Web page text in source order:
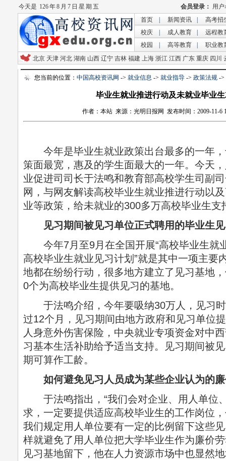
今天是 126 年 8 月 7 日 星 期 五
首页
新闻资讯
高考招
校庆
成人教育
远程教
校园
高等教育
职业教
北京 天津 河北 湖南 山西 辽宁 吉林 福建 上海 浙江 江西 广东 重庆 四川
您当前的位置： 中国高校资讯网 -> 就业信息 -> 就业指导 -> 政策法规 ->
毕业生就业推进行动及未就业毕业
作者：本站 来源：光明日报网 发布时间：2009-11-6
今年是毕业生就业政策出台最多的一年，
策面最宽，惠及的学生面最大的一年。今天
业促进司司长于法鸣和教育部高校学生司副
网，与网友解读高校毕业生就业推进行动以
业等政策，给未就业的300多万高校毕业生支
见习期间被见习单位正式聘用的毕业生见
今年7月至9月在全国开展“高校毕业生就
高校毕业生就业见习计划”就是其中一项主要
地都在纷纷行动，很多地方建立了见习基地
0个为高校毕业生提供见习的基地。
于法鸣介绍，今年要吸纳30万人，见习时
过12个月，见习期间由地方政府和见习单位
人身意外伤害保险，中央就业专项资金对中
习基本生活补助给予适当支持。见习期间被
期可算作工龄。
如何避免见习人员成为某些企业认为的廉
于法鸣指出，“我们会对企业、用人单位
求，一定要提供适应高校毕业生的工作岗位
我们规定用人单位要有一定的比例留下这些
样就避免了用人单位把大学毕业生作为廉价
见习基地留下，他在人力资源市场中也显然